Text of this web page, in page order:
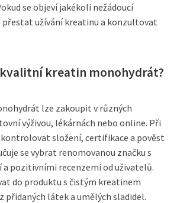
se objeví jakékoli nežádoucí
přestat užívání kreatinu a konzultovat
kreatin monohydrát?
lze zakoupit v různých
výživou, lékárnách nebo online. Při
složení, certifikace a pověst
se vybrat renomovanou značku s
pozitivními recenzemi od uživatelů.
do produktu s čistým kreatinem
přidaných látek a umělých sladidel.